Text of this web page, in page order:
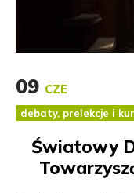
09 CZE
debaty, prelekcje i
Światowy